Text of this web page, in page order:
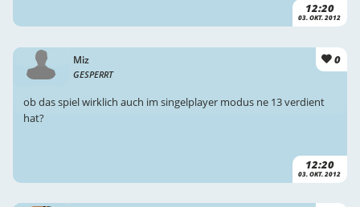
12:20
03. OKT. 2012
Miz
GESPERRT
0
12:20
03. OKT. 2012
ob das spiel wirklich auch im singelplayer modus ne 13 verdient
hat?